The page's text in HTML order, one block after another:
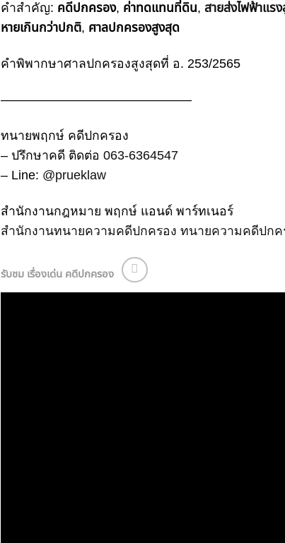
คำสำคัญ: คดีปกครอง, ค่าทดแทนที่ดิน, สายส่งไฟฟ้าแรง
หายเกินกว่าปกติ, ศาลปกครองสูงสุด
คำพิพากษาศาลปกครองสูงสุดที่ อ. 253/2565
———————————————
ทนายพฤกษ์ คดีปกครอง
– ปรึกษาคดี ติดต่อ 063-6364547
– Line: @prueklaw
สำนักงานกฎหมาย พฤกษ์ แอนด์ พาร์ทเนอร์
สำนักงานทนายความคดีปกครอง ทนายความคดีปกค
รับชม เรื่องเด่น คดีปกครอง